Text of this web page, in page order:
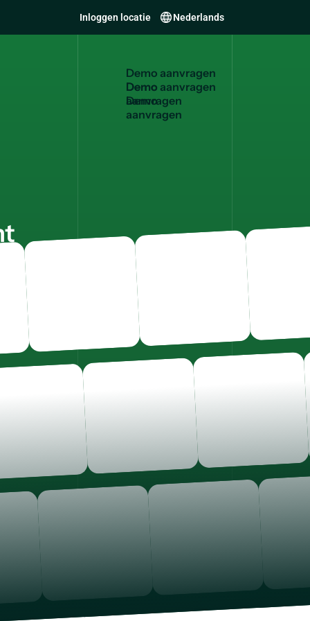
Inloggen locatie Nederlands
Demo aanvragen
Demo
aanvragen